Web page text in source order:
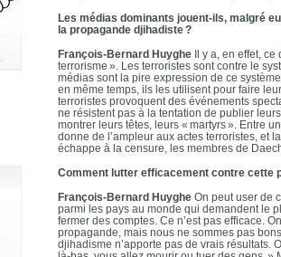
Les médias dominants jouent-ils, malgré
la propagande djihadiste ?
François-Bernard Huyghe Il y a, en effet, ce
terrorisme ». Les terroristes sont contre le
médias sont la pire expression de ce
en même temps, ils les utilisent pour faire
terroristes provoquent des événements
ne résistent pas à la tentation de publier
montrer leurs têtes, leurs « martyrs ». Entre
donne de l’ampleur aux actes terroristes, et
échappe à la censure, les membres de
Comment lutter efficacement contre cette
François-Bernard Huyghe On peut user de
parmi les pays au monde qui demandent le
fermer des comptes. Ce n’est pas efficace.
propagande, mais nous ne sommes pas
djihadisme n’apporte pas de vrais résultats.